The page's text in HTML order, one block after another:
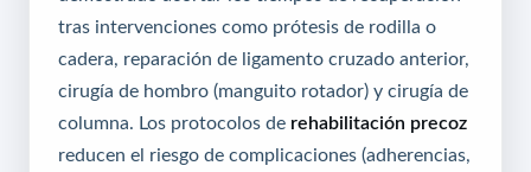
tras intervenciones como prótesis de rodilla o
cadera, reparación de ligamento cruzado anterior,
cirugía de hombro (manguito rotador) y cirugía de
columna. Los protocolos de rehabilitación precoz
reducen el riesgo de complicaciones (adherencias,